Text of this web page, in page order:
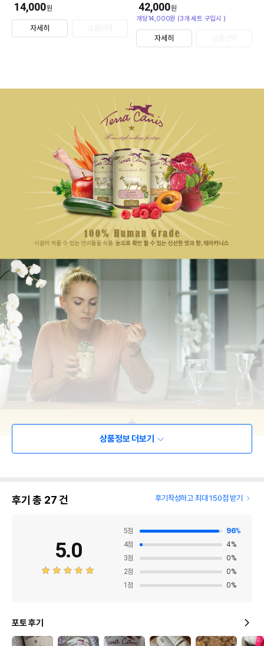
14,000원
자세히
42,000원
개당14,000원 (3개 세트 구입시 )
자세히
상품정보 더보기
후기 총 27건 후기작성하고 최대 150점 받기
5.0
5점 96%
4점 4%
3점 0%
2점 0%
1 점 0%
포토 후기